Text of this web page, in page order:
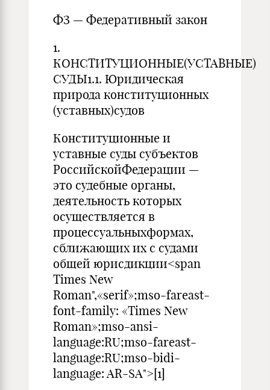
ФЗ — Федеративный закон
1.
КОНСТИТУЦИОННЫЕ(УСТАВНЫЕ)
СУДЫ1.1. Юридическая
природа конституционных
(уставных)судов
Конституционные и
уставные суды субъектов
РоссийскойФедерации —
это судебные органы,
деятельность которых
осуществляется в
процессуальныхформах,
сближающих их с судами
общей юрисдикции<span
Times New
Roman",«serif»;mso-fareast-
font-family: «Times New
Roman»;mso-ansi-
language:RU;mso-fareast-
language:RU;mso-bidi-
language: AR-SA">[1]